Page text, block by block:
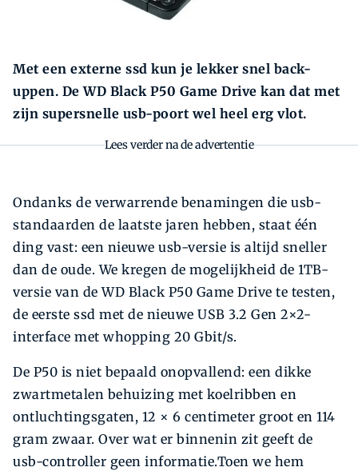
Met een externe ssd kun je lekker snel back-
uppen. De WD Black P50 Game Drive kan dat met
zijn supersnelle usb-poort wel heel erg vlot.
Lees verder na de advertentie
Ondanks de verwarrende benamingen die usb-
standaarden de laatste jaren hebben, staat één
ding vast: een nieuwe usb-versie is altijd sneller
dan de oude. We kregen de mogelijkheid de 1TB-
versie van de WD Black P50 Game Drive te testen,
de eerste ssd met de nieuwe USB 3.2 Gen 2×2-
interface met whopping 20 Gbit/s.
De P50 is niet bepaald onopvallend: een dikke
zwartmetalen behuizing met koel­ribben en
ontluchtingsgaten, 12 × 6 centimeter groot en 114
gram zwaar. Over wat er binnenin zit geeft de
usb-controller geen informatie.Toen we hem